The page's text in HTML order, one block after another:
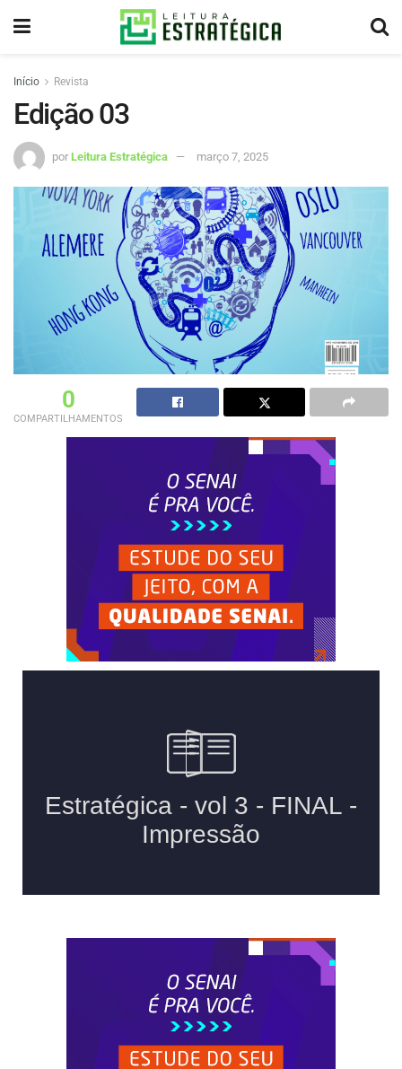
Início Revista
Edição 03
por Leitura Estratégica março 7, 2025
0
COMPARTILHAMENTOS